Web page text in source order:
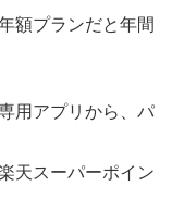
額プランだと年間
用アプリから、パ
天スーパーポイン